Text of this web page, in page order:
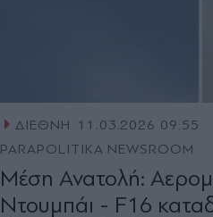
ΔΙΕΘΝΗ
11.03.2026 09:55
PARAPOLITIKA NEWSROOM
Μέση Ανατολή:
Ντουμπάι - F16